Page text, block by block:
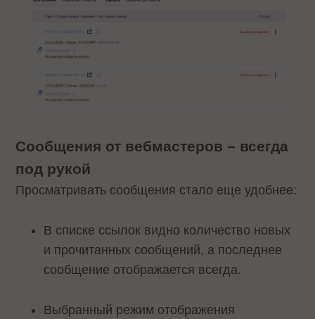
Сообщения от вебмастеров – всегда
под рукой
Просматривать сообщения стало еще удобнее:
В списке ссылок видно количество новых
и прочитанных сообщений, а последнее
сообщение отображается всегда.
Выбранный режим отображения